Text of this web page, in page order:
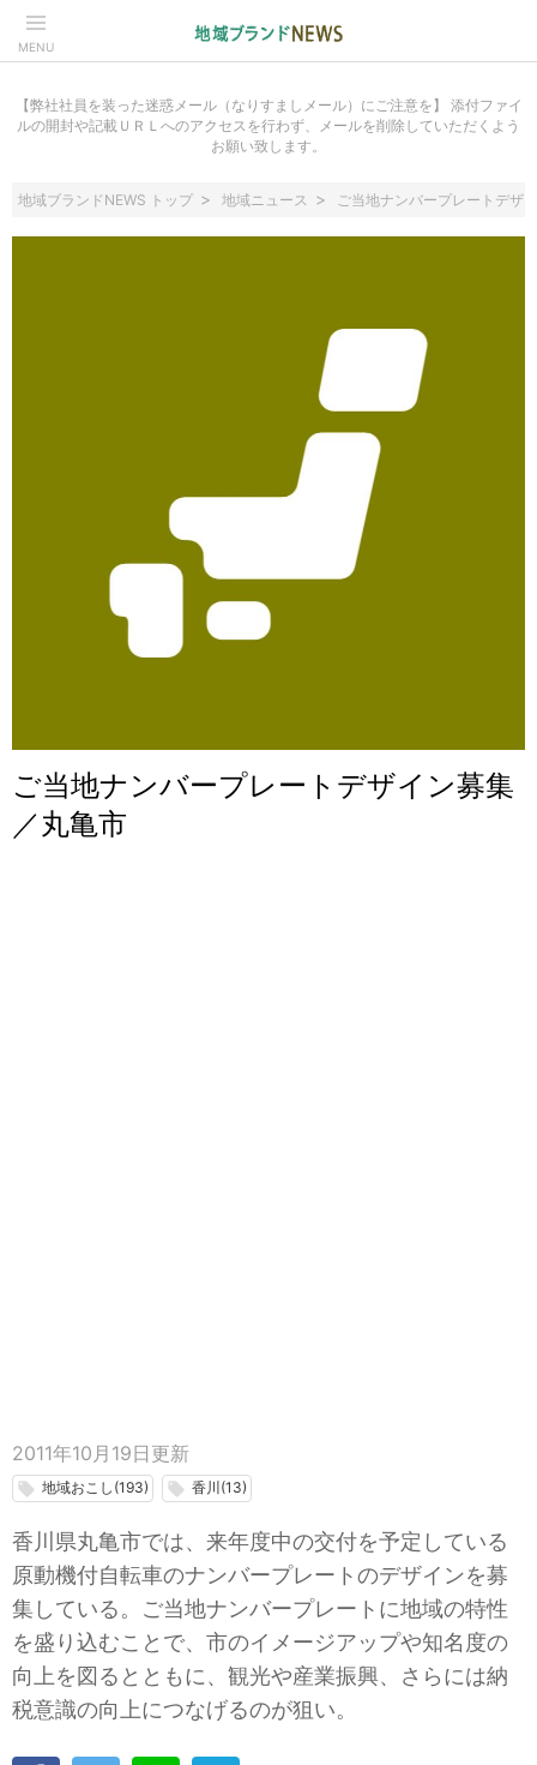
MENU
【弊社社員を装った迷惑メール（なりすましメール）にご注意を】 添付ファイ
ルの開封や記載ＵＲＬへのアクセスを行わず、メールを削除していただくよう
お願い致します。
地域ブランドNEWS トップ 地域ニュース ご当地ナンバープレートデザ
ご当地ナンバープレートデザイン募集
／丸亀市
2011年10月19日 更新
local_offer 地域おこし(193) local_offer 香川(13)
香川県丸亀市では、来年度中の交付を予定している
原動機付自転車のナンバープレートのデザインを募
集している。ご当地ナンバープレートに地域の特性
を盛り込むことで、市のイメージアップや知名度の
向上を図るとともに、観光や産業振興、さらには納
税意識の向上につなげるのが狙い。